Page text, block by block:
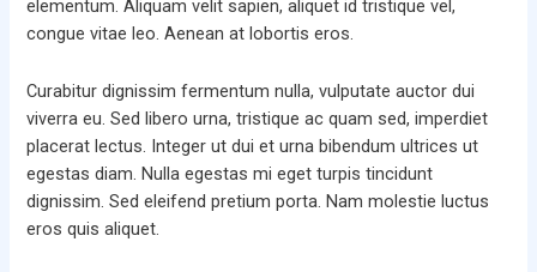
elementum. Aliquam velit sapien, aliquet id tristique vel,
congue vitae leo. Aenean at lobortis eros.
Curabitur dignissim fermentum nulla, vulputate auctor dui
viverra eu. Sed libero urna, tristique ac quam sed, imperdiet
placerat lectus. Integer ut dui et urna bibendum ultrices ut
egestas diam. Nulla egestas mi eget turpis tincidunt
dignissim. Sed eleifend pretium porta. Nam molestie luctus
eros quis aliquet.